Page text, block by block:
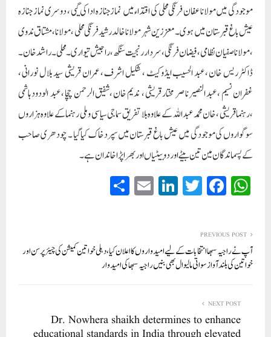
موجودگی میں مولانا عفان فرنگی محلی کی اقتداء میں نماز جنازہ ادا کی گیی ، دوسری نماز جنازہ
عیش باغ قبرستان میں ہوی ۔ معززین شہر مولانا خالد رشید فرنگی محلی ، مولانا ،مشتاق ندوی
، مولانا صفیان نظامی ، فیضان فرنگی، سردار رنجیت سنگھ ، راجیش تیواری ۔محلی ۔ را شد خان ۔
ڈاکٹر ریس خان ، عبد الحسیب ایڈوکیٹ ، شکیل اشرف ، عمران قریشی سید بلا ل نورانی ،
غفران نسیم ، عبد النصیر ناصر مختار قریشی ، ندیم خان ،شفیق الرحمن چچا ، عبد الودود ہاشمی
،رہنما قریشی ،خان محمد عبداللہ کے علاوہ بلا تفریق سماجی سیاسی و ملی رہنما کے علاوہ ہزاروں
سوگواروں کی موجودگی میں عیش باغ قبرستان میں سپردخاک کیا گیا ۔ چودھری صاحب
کے پسماندگان مین تین بیٹے اور دو بیٹیاں اور بھرا پڑا خاندان ہے ۔
W
ha
A
pp
Fa
ce
ok
T
wi
r
Li
nk
In
E
m
PREVIOUS POST
آپ نے راجیہ سبھا انتخابات کے لیے امیدواروں کا اعلان کیا، دہلی خواتین کمیشن کی چیئرپرسن اور
خواتین کی بلند آواز سواتی مالیوال بھی بنیں راجیہ سبھا کی امیدوار
NEXT POST
Dr. Nowhera shaikh determines to enhance